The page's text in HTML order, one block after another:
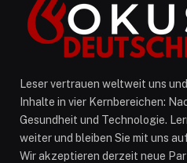
Leser vertrauen weltweit uns
Inhalte in vier Kernbereichen:
Gesundheit und Technologie.
weiter und bleiben Sie mit uns
Wir akzeptieren derzeit neue